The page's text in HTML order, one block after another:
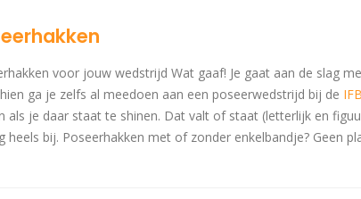
voor jouw wedstrijd Wat gaaf! Je gaat aan de slag
ga je zelfs al meedoen aan een poseerwedstrijd bij de
als je daar staat te shinen. Dat valt of staat (letterlijk en
heels bij. Poseerhakken met of zonder enkelbandje? Geen